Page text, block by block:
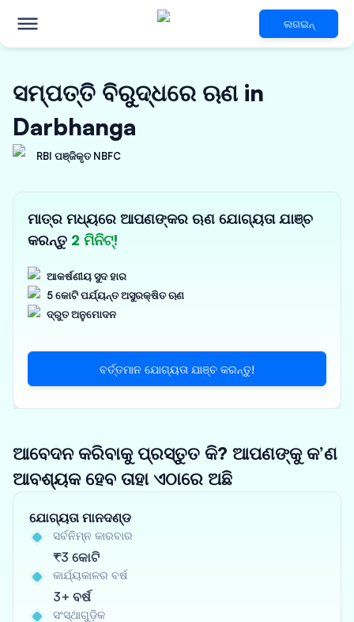
ଲଗଇନ୍
ସମ୍ପତ୍ତି ବିରୁଦ୍ଧରେ ଋଣ in
Darbhanga
RBI ପଞ୍ଜିକୃତ NBFC
ମାତ୍ର ମଧ୍ୟରେ ଆପଣଙ୍କର ଋଣ ଯୋଗ୍ୟତା ଯାଞ୍ଚ
କରନ୍ତୁ 2 ମିନିଟ୍!
ଆକର୍ଷଣୀୟ ସୁଦ ହାର
5 କୋଟି ପର୍ଯ୍ୟନ୍ତ ଅସୁରକ୍ଷିତ ଋଣ
ଦ୍ରୁତ ଅନୁମୋଦନ
ବର୍ତ୍ତମାନ ଯୋଗ୍ୟତା ଯାଞ୍ଚ କରନ୍ତୁ!
ଆବେଦନ କରିବାକୁ ପ୍ରସ୍ତୁତ କି? ଆପଣଙ୍କୁ କ’ଣ
ଆବଶ୍ୟକ ହେବ ତାହା ଏଠାରେ ଅଛି
ଯୋଗ୍ୟତା ମାନଦଣ୍ଡ
ସର୍ବନିମ୍ନ କାରବାର
₹3 କୋଟି
କାର୍ଯ୍ୟକାଳର ବର୍ଷ
3+ ବର୍ଷ
ସଂସ୍ଥାଗୁଡ଼ିକ